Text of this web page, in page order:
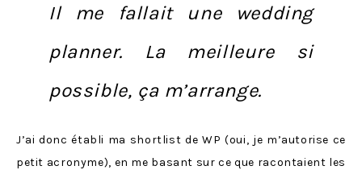
Il me fallait une wedding
planner. La meilleure si
possible, ça m’arrange.
J’ai donc établi ma shortlist de WP (oui, je m’autorise ce
petit acronyme), en me basant sur ce que racontaient les